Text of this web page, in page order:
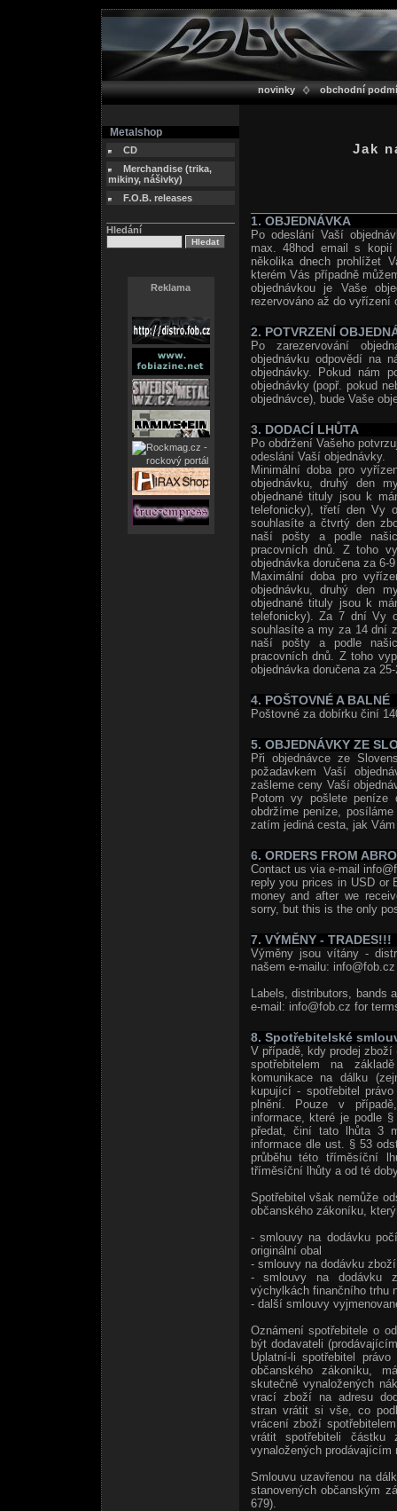
novinky obchodní
Metalshop
CD
Merchandise (trika,
mikiny, nášivky)
F.O.B. releases
Hledání
Reklama
Jak
1. OBJEDNÁVKA
Po odeslání Vaší
max. 48hod email s kopií
několika dnech prohlížet
kterém Vás případně
objednávkou je Vaše
rezervováno až do vyřízení
2. POTVRZENÍ
Po zarezervování
objednávku odpovědí na
objednávky. Pokud nám
objednávky (popř. pokud
objednávce), bude Vaše
3. DODACÍ LHŮTA
Po obdržení Vašeho
odeslání Vaší objednávky.
Minimální doba pro
objednávku, druhý den
objednané tituly jsou k
telefonicky), třetí den Vy
souhlasíte a čtvrtý den
naší pošty a podle
pracovních dnů. Z toho
objednávka doručena za 6-
Maximální doba pro
objednávku, druhý den
objednané tituly jsou k
telefonicky). Za 7 dní Vy
souhlasíte a my za 14 dní
naší pošty a podle
pracovních dnů. Z toho
objednávka doručena za
4. POŠTOVNÉ A BALNÉ
Poštovné za dobírku činí
5. OBJEDNÁVKY ZE
Při objednávce ze
požadavkem Vaší
zašleme ceny Vaší
Potom vy pošlete peníze
obdržíme peníze,
zatím jediná cesta, jak
6. ORDERS FROM
Contact us via e-mail
reply you prices in USD or
money and after we
sorry, but this is the only
7. VÝMĚNY - TRADES!!!
Výměny jsou vítány -
našem e-mailu:
Labels, distributors, bands
e-mail: info@fob.cz for
8. Spotřebitelské
V případě, kdy prodej zboží
spotřebitelem na
komunikace na dálku
kupující - spotřebitel
plnění. Pouze v
informace, které je podle
předat, činí tato lhůta 3
informace dle ust. § 53
průběhu této tříměsíční
tříměsíční lhůty a od té
Spotřebitel však nemůže
občanského zákoníku,
- smlouvy na dodávku
originální obal
- smlouvy na dodávku
- smlouvy na dodávku
výchylkách finančního trhu
- další smlouvy
Oznámení spotřebitele o
být dodavateli
Uplatní-li spotřebitel
občanského zákoníku,
skutečně vynaložených
vrací zboží na adresu
stran vrátit si vše, co
vrácení zboží
vrátit spotřebiteli částku
vynaložených prodávajícím
Smlouvu uzavřenou na
stanovených občanským
679).